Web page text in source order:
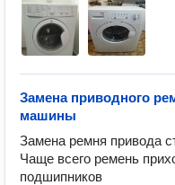
Замена приводного
машины
Замена ремня привода
Чаще всего ремень
подшипников